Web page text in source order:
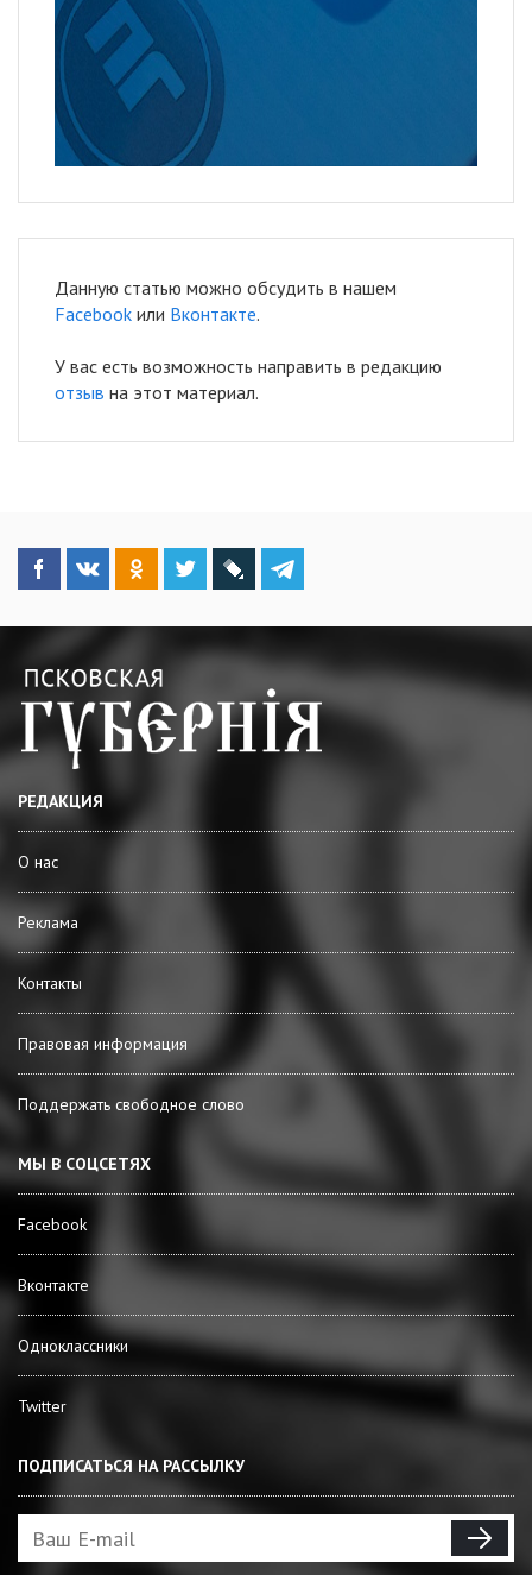
Данную статью можно обсудить в нашем
Facebook или Вконтакте.
У вас есть возможность направить в редакцию
отзыв на этот материал.
РЕДАКЦИЯ
О нас
Реклама
Контакты
Правовая информация
Поддержать свободное слово
МЫ В СОЦСЕТЯХ
Facebook
Вконтакте
Одноклассники
Twitter
ПОДПИСАТЬСЯ НА РАССЫЛКУ